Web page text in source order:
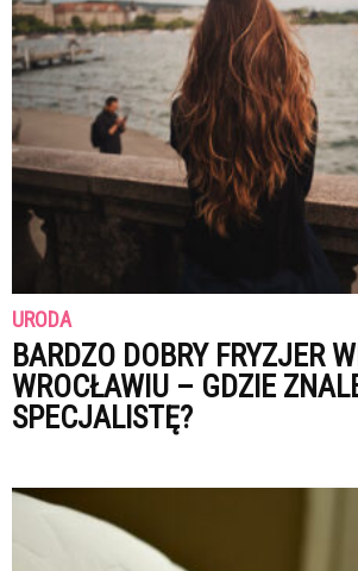
URODA
BARDZO DOBRY FRYZJER
WROCŁAWIU – GDZIE
SPECJALISTĘ?